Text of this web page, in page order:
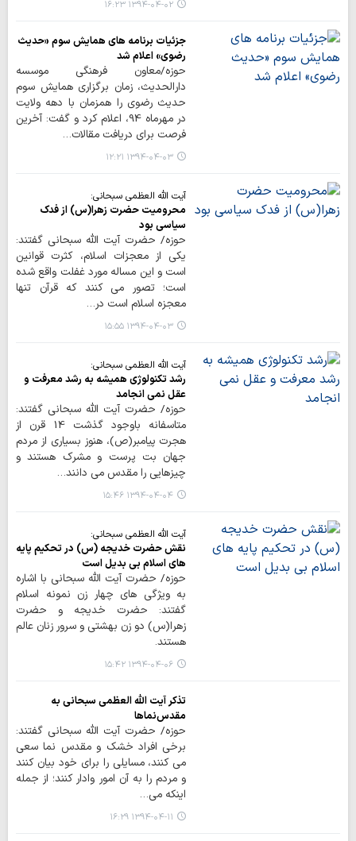
۱۳۹۴-۰۴-۰۲ ۱۶:۲۳
جزئیات برنامه های همایش سوم «حدیث
رضوی» اعلام شد
حوزه/معاون فرهنگی موسسه
دارالحدیث، زمان برگزاری همایش سوم
حدیث رضوی را همزمان با دهه ولایت
در مهرماه 94، اعلام کرد و گفت: آخرین
فرصت برای دریافت مقالات…
۱۳۹۴-۰۴-۰۳ ۱۲:۲۱
آیت الله العظمی سبحانی:
محرومیت حضرت زهرا(س) از فدک
سیاسی بود
حوزه/ حضرت آیت الله سبحانی گفتند:
یکی از معجزات اسلام، کثرت قوانین
است و این مساله مورد غفلت واقع شده
است؛ تصور می کنند که قرآن تنها
معجزه اسلام است در…
۱۳۹۴-۰۴-۰۳ ۱۵:۵۵
آیت الله العظمی سبحانی:
رشد تکنولوژی همیشه به رشد معرفت و
عقل نمی انجامد
حوزه/ حضرت آیت الله سبحانی گفتند:
متاسفانه باوجود گذشت 14 قرن از
هجرت پیامبر(ص)، هنوز بسیاری از مردم
جهان بت پرست و مشرک هستند و
چیزهایی را مقدس می دانند…
۱۳۹۴-۰۴-۰۴ ۱۵:۴۶
آیت الله العظمی سبحانی:
نقش حضرت خدیجه (س) در تحکیم پایه
های اسلام بی بدیل است
حوزه/ حضرت آیت الله سبحانی با اشاره
به ویژگی های چهار زن نمونه اسلام
گفتند: حضرت خدیجه و حضرت
زهرا(س) دو زن بهشتی و سرور زنان عالم
هستند.
۱۳۹۴-۰۴-۰۶ ۱۵:۴۲
تذکر آیت الله العظمی سبحانی به
مقدس‌‌نماها
حوزه/ حضرت آیت الله سبحانی گفتند:
برخی افراد خشک و مقدس نما سعی
می کنند، مسایلی را برای خود بیان کنند
و مردم را به آن امور وادار کنند؛ از جمله
اینکه می…
۱۳۹۴-۰۴-۱۱ ۱۶:۲۹